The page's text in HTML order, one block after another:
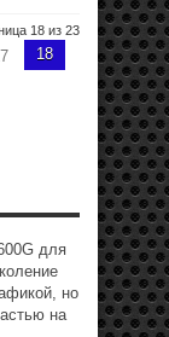
18 из 23
18
для
но
на